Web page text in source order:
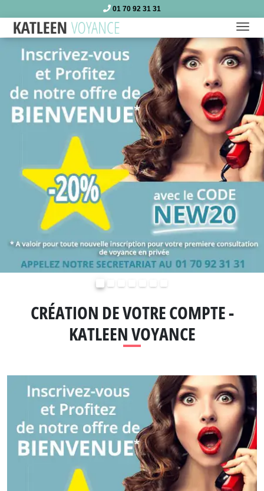
01 70 92 31 31
CRÉATION DE VOTRE COMPTE -
KATLEEN VOYANCE